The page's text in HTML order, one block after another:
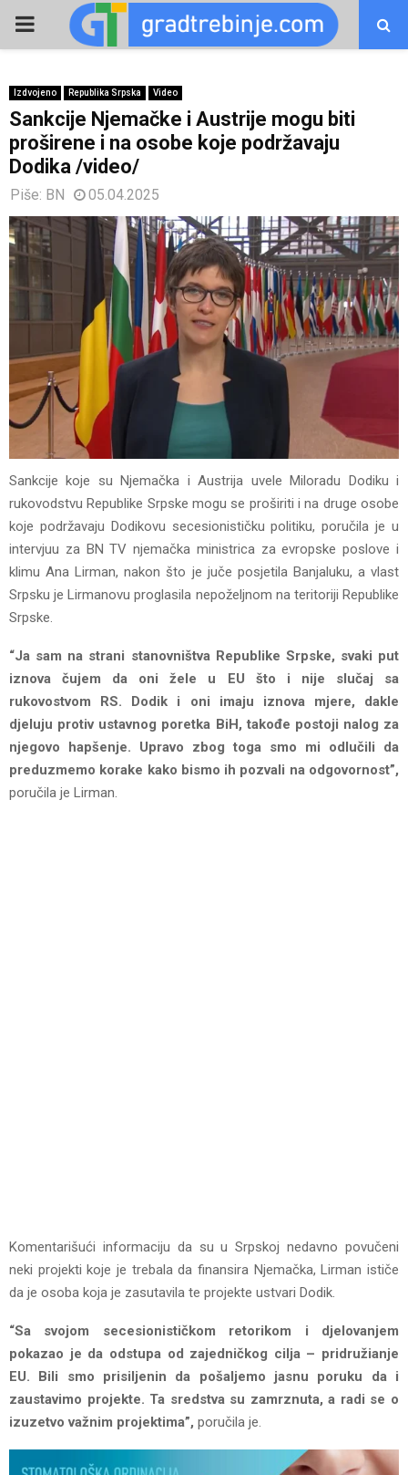
PRIMARY
Izdvojeno Republika Srpska Video
Sankcije Njemačke i Austrije mogu biti
proširene i na osobe koje podržavaju
Dodika /video/
Piše: BN 05.04.2025
Sankcije koje su Njemačka i Austrija uvele Miloradu Dodiku i
rukovodstvu Republike Srpske mogu se proširiti i na druge osobe
koje podržavaju Dodikovu secesionističku politiku, poručila je u
intervjuu za BN TV njemačka ministrica za evropske poslove i
klimu Ana Lirman, nakon što je juče posjetila Banjaluku, a vlast
Srpsku je Lirmanovu proglasila nepoželjnom na teritoriji Republike
Srpske.
“Ja sam na strani stanovništva Republike Srpske, svaki put
iznova čujem da oni žele u EU što i nije slučaj sa
rukovostvom RS. Dodik i oni imaju iznova mjere, dakle
djeluju protiv ustavnog poretka BiH, takođe postoji nalog za
njegovo hapšenje. Upravo zbog toga smo mi odlučili da
preduzmemo korake kako bismo ih pozvali na odgovornost”,
poručila je Lirman.
Komentarišući informaciju da su u Srpskoj nedavno povučeni
neki projekti koje je trebala da finansira Njemačka, Lirman ističe
da je osoba koja je zasutavila te projekte ustvari Dodik.
“Sa svojom secesionističkom retorikom i djelovanjem
pokazao je da odstupa od zajedničkog cilja – pridružianje
EU. Bili smo prisiljenin da pošaljemo jasnu poruku da i
zaustavimo projekte. Ta sredstva su zamrznuta, a radi se o
izuzetvo važnim projektima”, poručila je.